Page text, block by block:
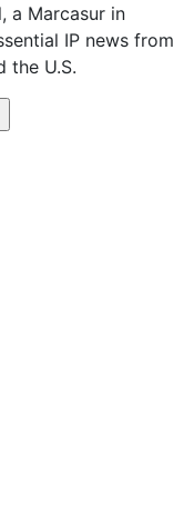
a Marcasur in
IP news from
the U.S.